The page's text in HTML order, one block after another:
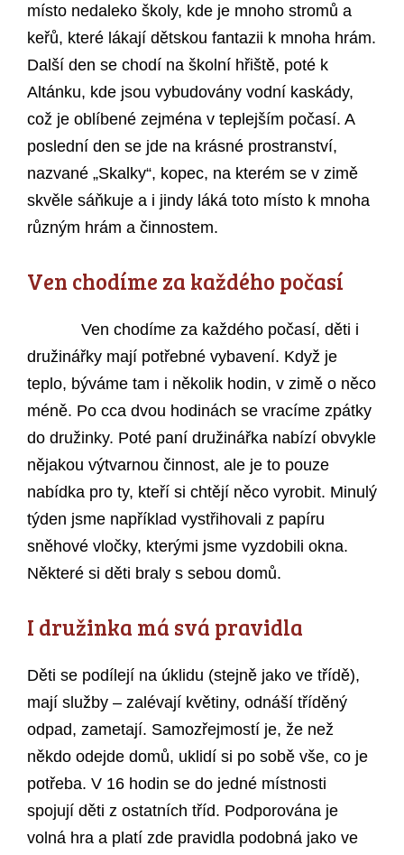
místo nedaleko školy, kde je mnoho stromů a
keřů, které lákají dětskou fantazii k mnoha hrám.
Další den se chodí na školní hřiště, poté k
Altánku, kde jsou vybudovány vodní kaskády,
což je oblíbené zejména v teplejším počasí. A
poslední den se jde na krásné prostranství,
nazvané „Skalky“, kopec, na kterém se v zimě
skvěle sáňkuje a i jindy láká toto místo k mnoha
různým hrám a činnostem.
Ven chodíme za každého počasí
Ven chodíme za každého počasí, děti i
družinářky mají potřebné vybavení. Když je
teplo, býváme tam i několik hodin, v zimě o něco
méně. Po cca dvou hodinách se vracíme zpátky
do družinky. Poté paní družinářka nabízí obvykle
nějakou výtvarnou činnost, ale je to pouze
nabídka pro ty, kteří si chtějí něco vyrobit. Minulý
týden jsme například vystřihovali z papíru
sněhové vločky, kterými jsme vyzdobili okna.
Některé si děti braly s sebou domů.
I družinka má svá pravidla
Děti se podílejí na úklidu (stejně jako ve třídě),
mají služby – zalévají květiny, odnáší tříděný
odpad, zametají. Samozřejmostí je, že než
někdo odejde domů, uklidí si po sobě vše, co je
potřeba. V 16 hodin se do jedné místnosti
spojují děti z ostatních tříd. Podporována je
volná hra a platí zde pravidla podobná jako ve